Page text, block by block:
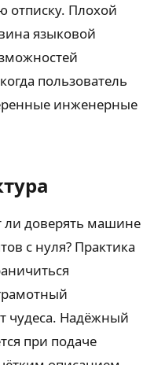
отписку. Плохой
языковой
пользователь
инженерные
ли доверять машине
с нуля? Практика
чудеса. Надёжный
при подаче